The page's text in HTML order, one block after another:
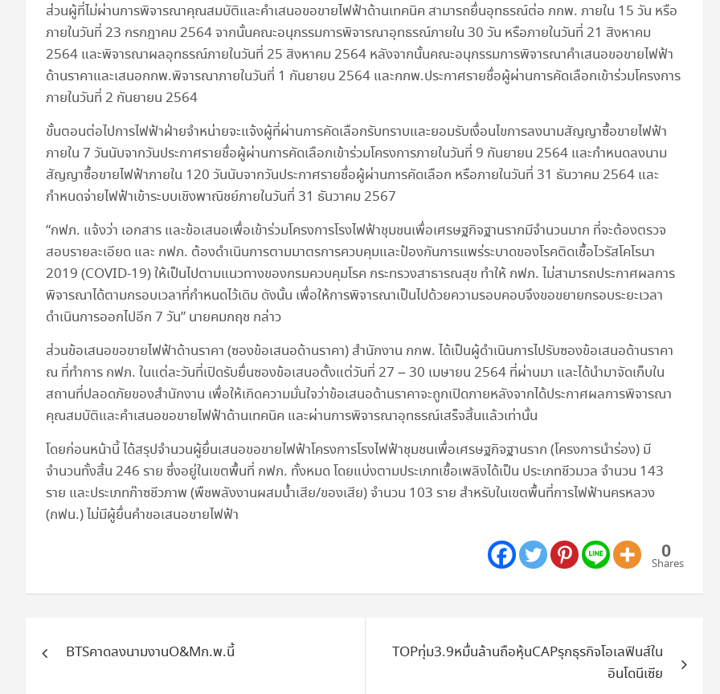
ส่วนผู้ที่ไม่ผ่านการพิจารณาคุณสมบัติและคำเสนอขอขายไฟฟ้าด้านเทคนิค สามารถยื่นอุทธรณ์ต่อ กกพ. ภายใน 15 วัน หรือ
ภายในวันที่ 23 กรกฎาคม 2564 จากนั้นคณะอนุกรรมการพิจารณาอุทธรณ์ภายใน 30 วัน หรือภายในวันที่ 21 สิงหาคม
2564 และพิจารณาผลอุทธรณ์ภายในวันที่ 25 สิงหาคม 2564 หลังจากนั้นคณะอนุกรรมการพิจารณาคำเสนอขอขายไฟฟ้า
ด้านราคาและเสนอกกพ.พิจารณาภายในวันที่ 1 กันยายน 2564 และกกพ.ประกาศรายชื่อผู้ผ่านการคัดเลือกเข้าร่วมโครงการ
ภายในวันที่ 2 กันยายน 2564
ขั้นตอนต่อไปการไฟฟ้าฝ่ายจำหน่ายจะแจ้งผู้ที่ผ่านการคัดเลือกรับทราบและยอมรับเงื่อนไขการลงนามสัญญาซื้อขายไฟฟ้า
ภายใน 7 วันนับจากวันประกาศรายชื่อผู้ผ่านการคัดเลือกเข้าร่วมโครงการภายในวันที่ 9 กันยายน 2564 และกำหนดลงนาม
สัญญาซื้อขายไฟฟ้าภายใน 120 วันนับจากวันประกาศรายชื่อผู้ผ่านการคัดเลือก หรือภายในวันที่ 31 ธันวาคม 2564 และ
กำหนดจ่ายไฟฟ้าเข้าระบบเชิงพาณิชย์ภายในวันที่ 31 ธันวาคม 2567
“กฟภ. แจ้งว่า เอกสาร และข้อเสนอเพื่อเข้าร่วมโครงการโรงไฟฟ้าชุมชนเพื่อเศรษฐกิจฐานรากมีจำนวนมาก ที่จะต้องตรวจ
สอบรายละเอียด และ กฟภ. ต้องดำเนินการตามมาตรการควบคุมและป้องกันการแพร่ระบาดของโรคติดเชื้อไวรัสโคโรนา
2019 (COVID-19) ให้เป็นไปตามแนวทางของกรมควบคุมโรค กระทรวงสาธารณสุข ทำให้ กฟภ. ไม่สามารถประกาศผลการ
พิจารณาได้ตามกรอบเวลาที่กำหนดไว้เดิม ดังนั้น เพื่อให้การพิจารณาเป็นไปด้วยความรอบคอบจึงขอขยายกรอบระยะเวลา
ดำเนินการออกไปอีก 7 วัน” นายคมกฤช กล่าว
ส่วนข้อเสนอขอขายไฟฟ้าด้านราคา (ซองข้อเสนอด้านราคา) สำนักงาน กกพ. ได้เป็นผู้ดำเนินการไปรับซองข้อเสนอด้านราคา
ณ ที่ทำการ กฟภ. ในแต่ละวันที่เปิดรับยื่นซองข้อเสนอตั้งแต่วันที่ 27 – 30 เมษายน 2564 ที่ผ่านมา และได้นำมาจัดเก็บใน
สถานที่ปลอดภัยของสำนักงาน เพื่อให้เกิดความมั่นใจว่าข้อเสนอด้านราคาจะถูกเปิดภายหลังจากได้ประกาศผลการพิจารณา
คุณสมบัติและคำเสนอขอขายไฟฟ้าด้านเทคนิค และผ่านการพิจารณาอุทธรณ์เสร็จสิ้นแล้วเท่านั้น
โดยก่อนหน้านี้ ได้สรุปจำนวนผู้ยื่นเสนอขอขายไฟฟ้าโครงการโรงไฟฟ้าชุมชนเพื่อเศรษฐกิจฐานราก (โครงการนำร่อง) มี
จำนวนทั้งสิ้น 246 ราย ซึ่งอยู่ในเขตพื้นที่ กฟภ. ทั้งหมด โดยแบ่งตามประเภทเชื้อเพลิงได้เป็น ประเภทชีวมวล จำนวน 143
ราย และประเภทก๊าซชีวภาพ (พืชพลังงานผสมน้ำเสีย/ของเสีย) จำนวน 103 ราย สำหรับในเขตพื้นที่การไฟฟ้านครหลวง
(กฟน.) ไม่มีผู้ยื่นคำขอเสนอขายไฟฟ้า
0
Shares
เรื่องBTSคาดลงนามงานO&Mก.พ.นี้
TOPทุ่ม3.9หมื่นล้านถือหุ้นCAPรุกธุรกิจโอเลฟินส์ใน
อินโดนีเซีย